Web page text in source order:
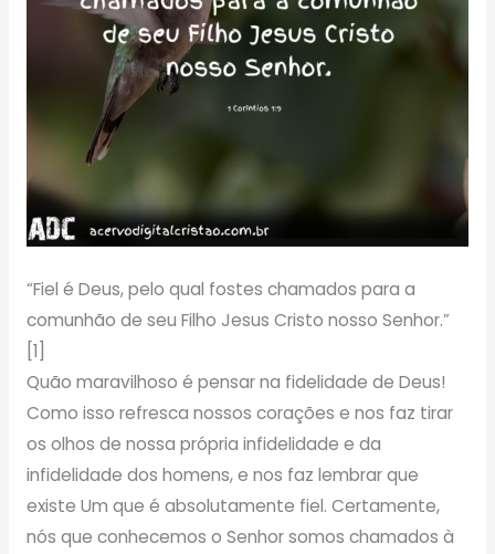
“Fiel é Deus, pelo qual fostes chamados para a
comunhão de seu Filho Jesus Cristo nosso Senhor.”
[1]
Quão maravilhoso é pensar na fidelidade de Deus!
Como isso refresca nossos corações e nos faz tirar
os olhos de nossa própria infidelidade e da
infidelidade dos homens, e nos faz lembrar que
existe Um que é absolutamente fiel. Certamente,
nós que conhecemos o Senhor somos chamados à